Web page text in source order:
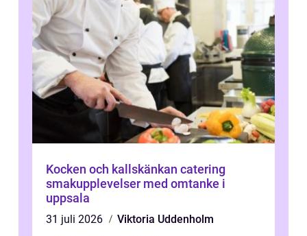
Kocken och kallskänkan catering
smakupplevelser med omtanke i
uppsala
31 juli 2026
Viktoria Uddenholm